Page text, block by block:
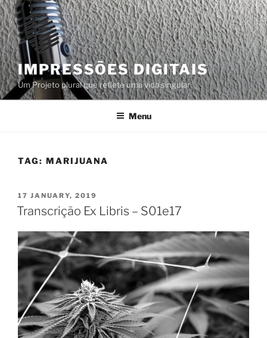
Skip
to
content
IMPRESSÕES DIGITAIS
Um Projeto plural que reflete uma vida singular
Menu
TAG: MARIJUANA
POSTED
ON
17 JANUARY, 2019
Transcrição Ex Libris – S01e17